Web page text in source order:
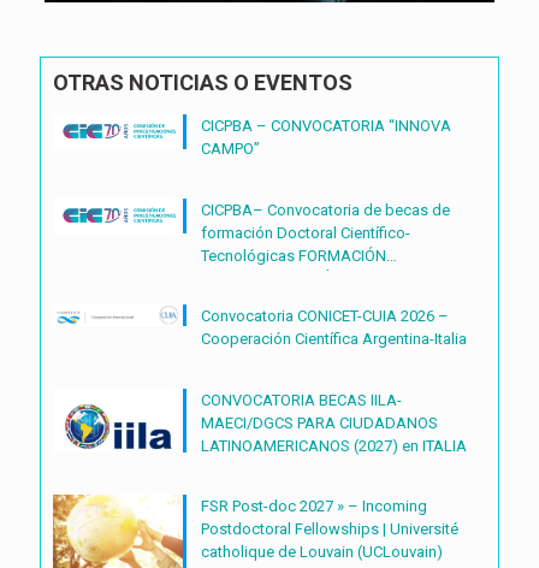
OTRAS NOTICIAS O EVENTOS
CICPBA – CONVOCATORIA “INNOVA
CAMPO”
CICPBA– Convocatoria de becas de
formación Doctoral Científico-
Tecnológicas FORMACIÓN
Convocatoria CONICET-CUIA 2026 –
Cooperación Científica Argentina-Italia
CONVOCATORIA BECAS IILA-
MAECI/DGCS PARA CIUDADANOS
LATINOAMERICANOS (2027) en ITALIA
FSR Post-doc 2027 » – Incoming
Postdoctoral Fellowships | Université
catholique de Louvain (UCLouvain)